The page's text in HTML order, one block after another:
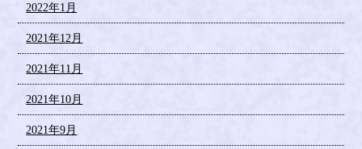
2022年1月
2021年12月
2021年11月
2021年10月
2021年9月